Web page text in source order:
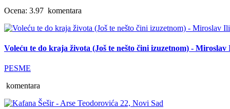
Ocena: 3.97 komentara
Voleću te do kraja života (Još te nešto čini izuzetnom) - Miroslav
PESME
komentara